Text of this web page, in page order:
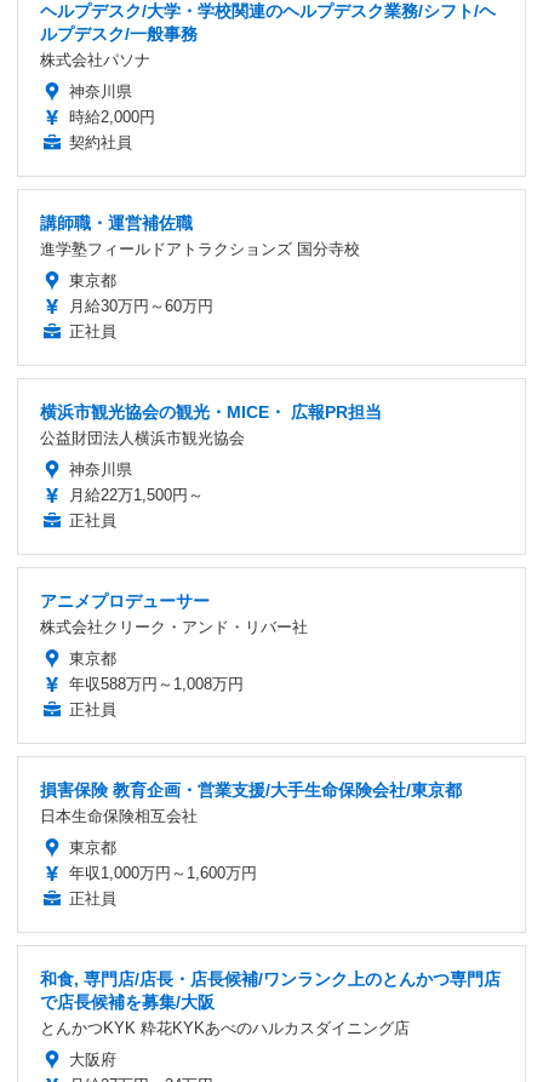
ヘルプデスク/大学・学校関連のヘルプデスク業務/シフト/ヘ
ルプデスク/一般事務
株式会社パソナ
神奈川県
時給2,000円
契約社員
講師職・運営補佐職
進学塾フィールドアトラクションズ 国分寺校
東京都
月給30万円～60万円
正社員
横浜市観光協会の観光・MICE・ 広報PR担当
公益財団法人横浜市観光協会
神奈川県
月給22万1,500円～
正社員
アニメプロデューサー
株式会社クリーク・アンド・リバー社
東京都
年収588万円～1,008万円
正社員
損害保険 教育企画・営業支援/大手生命保険会社/東京都
日本生命保険相互会社
東京都
年収1,000万円～1,600万円
正社員
和食, 専門店/店長・店長候補/ワンランク上のとんかつ専門店
で店長候補を募集/大阪
とんかつKYK 粋花KYKあべのハルカスダイニング店
大阪府